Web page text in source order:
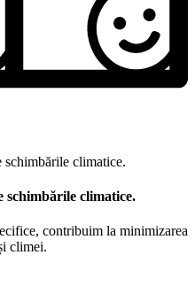
climatice.
contribuim la minimizarea
climei.